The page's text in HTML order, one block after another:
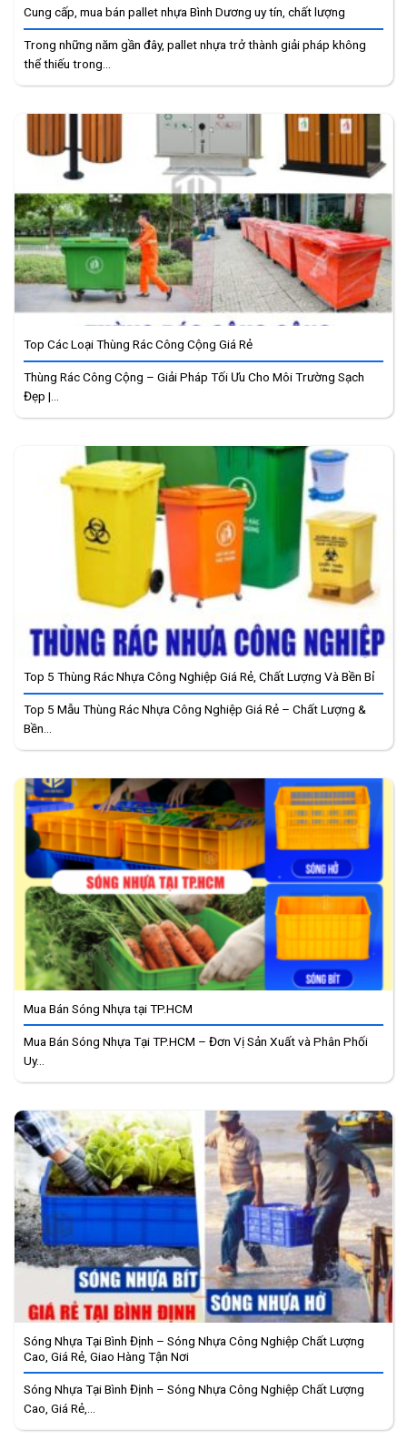
Cung cấp, mua bán pallet nhựa Bình Dương uy tín, chất lượng
Trong những năm gần đây, pallet nhựa trở thành giải pháp không
thể thiếu trong...
Top Các Loại Thùng Rác Công Cộng Giá Rẻ
Thùng Rác Công Cộng – Giải Pháp Tối Ưu Cho Môi Trường Sạch
Đẹp |...
Top 5 Thùng Rác Nhựa Công Nghiệp Giá Rẻ, Chất Lượng Và Bền Bỉ
Top 5 Mẫu Thùng Rác Nhựa Công Nghiệp Giá Rẻ – Chất Lượng &
Bền...
Mua Bán Sóng Nhựa tại TP.HCM
Mua Bán Sóng Nhựa Tại TP.HCM – Đơn Vị Sản Xuất và Phân Phối
Uy...
Sóng Nhựa Tại Bình Định – Sóng Nhựa Công Nghiệp Chất Lượng
Cao, Giá Rẻ, Giao Hàng Tận Nơi
Sóng Nhựa Tại Bình Định – Sóng Nhựa Công Nghiệp Chất Lượng
Cao, Giá Rẻ,...